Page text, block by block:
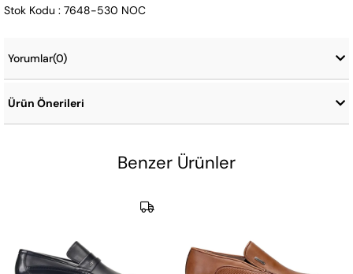
Stok Kodu : 7648-530 NOC
Yorumlar(0)
Ürün Önerileri
Benzer Ürünler